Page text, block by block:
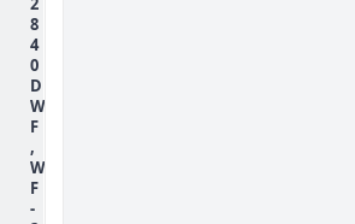
8
4
0
D
W
F
,
W
F
-